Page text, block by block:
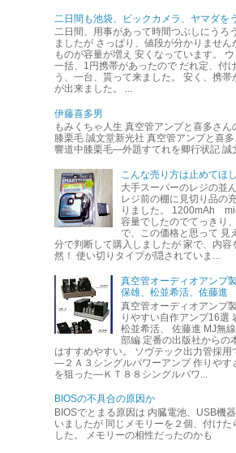
二日間も池袋、ビックカメラ、ヤマダを
二日間、用事があって時間つぶしにうろ
ましたが さっぱり、値段が分かりません
ものが容量が増え 安くなっています。
一括、1円携帯があったので だれ定、付
う、一台、貰って来ました。 安く、携帯
が出来ました。 ...
伊藤喜多男
もみくちゃ人生 真空管アンプと喜多さん
膝栗毛 誠文堂新光社 真空管アンプと喜
響道中膝栗毛―外題すてれを卿行状記 誠
こんな売り方は止めてほ
大手スーパーのレジの並
レジ前の棚に見切り品の
りました。 1200mAh
容量でしたのでてっきり
で、この価格と思って 見
分で判断して購入しましたが 家で、内容
然！ 使い切りタイプが隠されていま...
真空管オーディオアンプ
保雄、松並希活、佐藤進
真空管オーディオアンプ
りやすい自作アンプ16選
松並希活、 佐藤進 MJ無
部編 定番の出版社からの
はすすめやすい。 ソヴテック出力管採用
―２Ａ３シングルパワーアンプ 作りやす
を狙った―ＫＴ８８シングルパワ...
BIOSの不具合の原因か
BIOSでとまる原因は 内臓電池、USB機
いましたが 同じメモリーを２個、付けた
した。 メモリーの相性だったのかも